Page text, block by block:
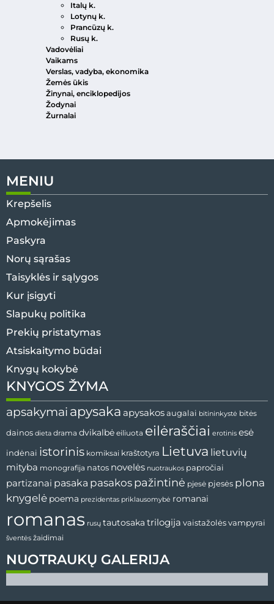
Italų k.
Lotynų k.
Prancūzų k.
Rusų k.
Vadovėliai
Vaikams
Verslas, vadyba, ekonomika
Žemės ūkis
Žinynai, enciklopedijos
Žodynai
Žurnalai
MENIU
Krepšelis
Apmokėjimas
Paskyra
Norų sąrašas
Taisyklės ir sąlygos
Kur įsigyti
Slapukų politika
Prekių pristatymas
Atsiskaitymo būdai
Knygų kokybė
NUOTRAUKŲ GALERIJA
KNYGOS ŽYMA
apsakymai apysaka apysakos augalai bitininkystė bitės
dainos dieta drama dvikalbė eiliuota eilėraščiai erotinis esė
indėnai istorinis komiksai kraštotyra Lietuva lietuvių
mityba monografija natos novelės nuotraukos papročiai
partizanai pasaka pasakos pažintinė pjesė pjesės plona
knygelė poema prezidentas priklausomybė romanai
romanas rusų tautosaka trilogija vaistažolėsvampyrai
šventės žaidimai